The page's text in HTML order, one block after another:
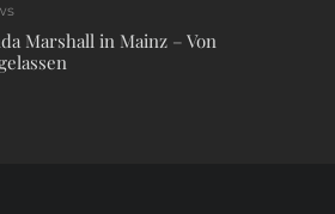
Marshall in Mainz – Von